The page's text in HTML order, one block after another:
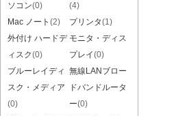
ソコン(0)
(4)
Mac ノート (2) プリンタ(1)
外付け ハードデ
ィスク(0)
モニタ・ディス
プレイ(0)
ブルーレイディ
スク・メディア
(0)
無線LANブロー
ドバンドルータ
ー(0)